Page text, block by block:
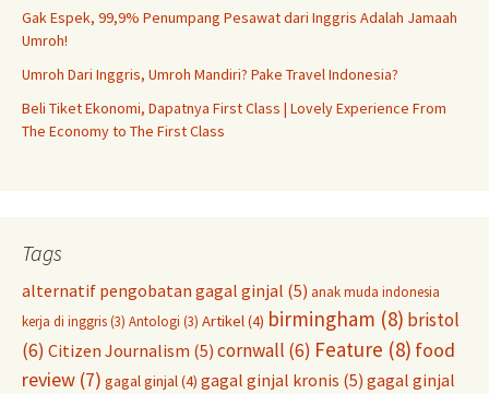
Gak Espek, 99,9% Penumpang Pesawat dari Inggris Adalah Jamaah
Umroh!
Umroh Dari Inggris, Umroh Mandiri? Pake Travel Indonesia?
Beli Tiket Ekonomi, Dapatnya First Class | Lovely Experience From
The Economy to The First Class
Tags
alternatif pengobatan gagal ginjal (5) anak muda indonesia
kerja di inggris(3) Antologi (3) Artikel(4) birmingham (8) bristol
(6) Citizen Journalism (5) cornwall (6) Feature (8) food
review (7) gagal ginjal(4) gagal ginjal kronis (5) gagal ginjal